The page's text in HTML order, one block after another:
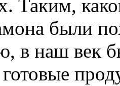
Таким,
были
в наш век